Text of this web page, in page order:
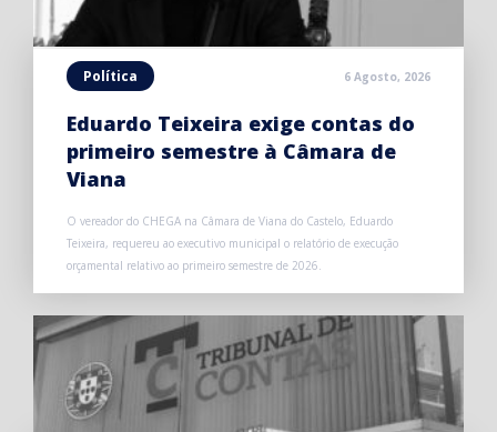
Política 6 Agosto, 2026
Eduardo Teixeira exige contas do
primeiro semestre à Câmara de
Viana
O vereador do CHEGA na Câmara de Viana do Castelo, Eduardo
Teixeira, requereu ao executivo municipal o relatório de execução
orçamental relativo ao primeiro semestre de 2026.